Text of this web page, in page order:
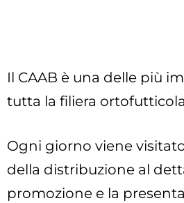
Il CAAB è una delle più
tutta la filiera
Ogni giorno viene
della distribuzione al
promozione e la